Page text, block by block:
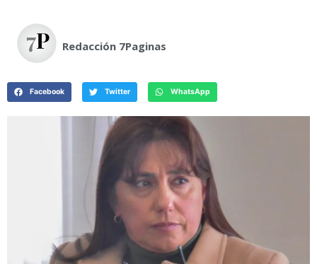
Redacción 7Paginas
Facebook Twitter WhatsApp